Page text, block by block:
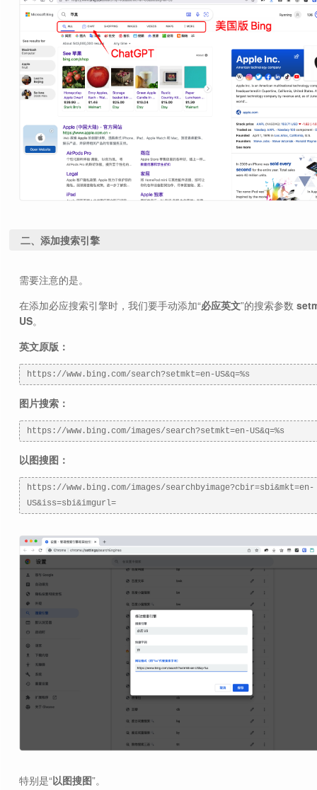
二、添加搜索引擎
需要注意的是。
在添加必应搜索引擎时，我们要手动添加“必应英文”的搜索参数
US。
英文原版：
https://www.bing.com/search?setmkt=en-US&q=%s
图片搜索：
https://www.bing.com/images/search?setmkt=en-US&q=%s
以图搜图：
https://www.bing.com/images/searchbyimage?cbir=sbi&mkt=en-
US&iss=sbi&imgurl=
特别是“以图搜图”。